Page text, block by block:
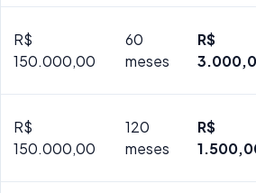
R$
150.000,00
60
meses
R$
R$
150.000,00
120
meses
R$